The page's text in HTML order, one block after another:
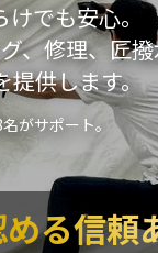
でも安心。
、修理、匠
提供します。
がサポート。
る信頼